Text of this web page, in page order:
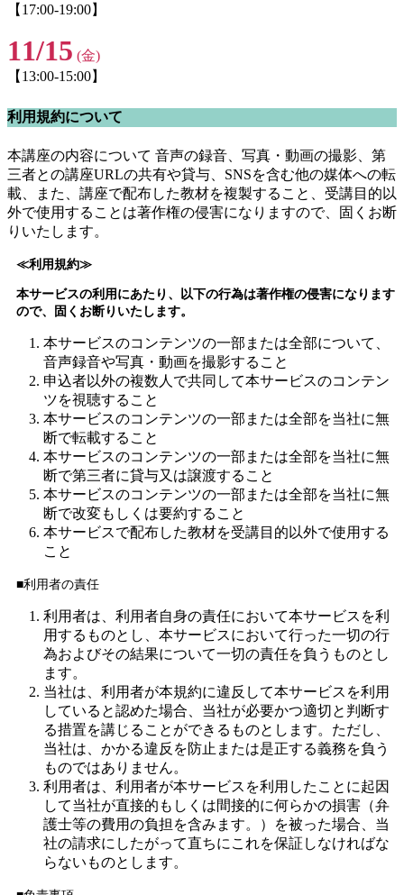
【17:00-19:00】
11/15 (金)
【13:00-15:00】
利用規約について
本講座の内容について 音声の録音、写真・動画の撮影、第
三者との講座URLの共有や貸与、SNSを含む他の媒体への転
載、また、講座で配布した教材を複製すること、受講目的以
外で使用することは著作権の侵害になりますので、固くお断
りいたします。
≪利用規約≫
本サービスの利用にあたり、以下の行為は著作権の侵害になります
ので、固くお断りいたします。
本サービスのコンテンツの一部または全部について、
音声録音や写真・動画を撮影すること
申込者以外の複数人で共同して本サービスのコンテン
ツを視聴すること
本サービスのコンテンツの一部または全部を当社に無
断で転載すること
本サービスのコンテンツの一部または全部を当社に無
断で第三者に貸与又は譲渡すること
本サービスのコンテンツの一部または全部を当社に無
断で改変もしくは要約すること
本サービスで配布した教材を受講目的以外で使用する
こと
■利用者の責任
利用者は、利用者自身の責任において本サービスを利
用するものとし、本サービスにおいて行った一切の行
為およびその結果について一切の責任を負うものとし
ます。
当社は、利用者が本規約に違反して本サービスを利用
していると認めた場合、当社が必要かつ適切と判断す
る措置を講じることができるものとします。ただし、
当社は、かかる違反を防止または是正する義務を負う
ものではありません。
利用者は、利用者が本サービスを利用したことに起因
して当社が直接的もしくは間接的に何らかの損害（弁
護士等の費用の負担を含みます。）を被った場合、当
社の請求にしたがって直ちにこれを保証しなければな
らないものとします。